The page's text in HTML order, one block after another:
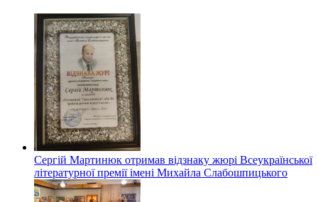
Сергій Мартинюк отримав відзнаку жюрі Всеукраїнської
літературної премії імені Михайла Слабошпицького